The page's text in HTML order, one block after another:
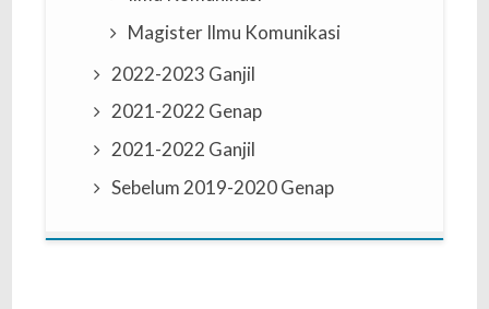
Magister Ilmu Komunikasi
2022-2023 Ganjil
2021-2022 Genap
2021-2022 Ganjil
Sebelum 2019-2020 Genap